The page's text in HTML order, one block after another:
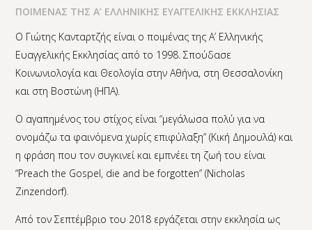
ΠΟΙΜΕΝΑΣ ΤΗΣ Α’ ΕΛΛΗΝΙΚΗΣ ΕΥΑΓΓΕΛΙΚΗΣ ΕΚΚΛΗΣΙΑΣ
Ο Γιώτης Κανταρτζής είναι ο ποιμένας της Α’ Ελληνικής
Ευαγγελικής Εκκλησίας από το 1998. Σπούδασε
Κοινωνιολογία και Θεολογία στην Αθήνα, στη Θεσσαλονίκη
και στη Βοστώνη (ΗΠΑ).
Ο αγαπημένος του στίχος είναι “μεγάλωσα πολύ για να
ονομάζω τα φαινόμενα χωρίς επιφύλαξη” (Κική Δημουλά) και
η φράση που τον συγκινεί και εμπνέει τη ζωή του είναι
“Preach the Gospel, die and be forgotten” (Nicholas
Zinzendorf).
Από τον Σεπτέμβριο του 2018 εργάζεται στην εκκλησία ως